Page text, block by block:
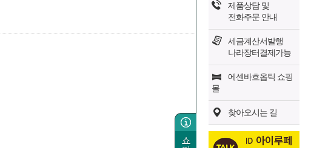
제품상담 및
전화주문 안내
세금계산서발행
나라장터결제가능
에센바흐옵틱 쇼핑
몰
찾아오시는 길
1667